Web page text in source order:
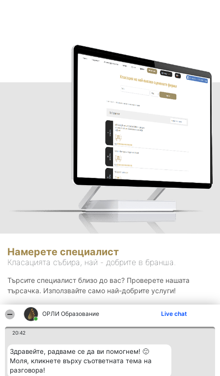
ОРЛИ Образование Live chat
20:42
Здравейте, радваме се да ви помогнем! 🙂
Моля, кликнете върху съответната тема на
разговора!
Намерете специалист
Класацията събира, най - добрите в бранша.
Търсите специалист близо до вас? Проверете нашата
търсачка. Използвайте само най-добрите услуги!